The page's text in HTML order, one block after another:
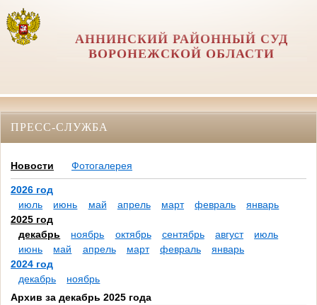
АННИНСКИЙ РАЙОННЫЙ СУД
ВОРОНЕЖСКОЙ ОБЛАСТИ
ПРЕСС-СЛУЖБА
Новости Фотогалерея
2026 год
июль
июнь май апрель март февраль
январь
2025 год
декабрь
ноябрь октябрь сентябрь август
июль
июнь
май апрель март февраль
январь
2024 год
декабрь
ноябрь
Архив за декабрь 2025 года